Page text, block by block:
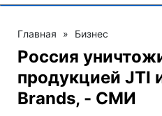
Главная » Бизнес
Россия
продукцией JTI
Brands, - СМИ